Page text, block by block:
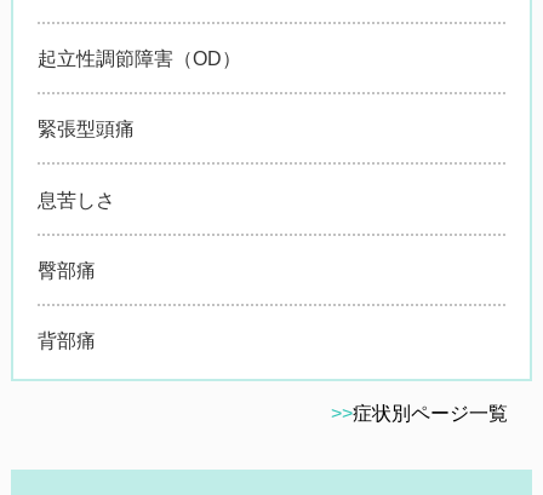
起立性調節障害（OD）
緊張型頭痛
息苦しさ
臀部痛
背部痛
>>症状別ページ一覧